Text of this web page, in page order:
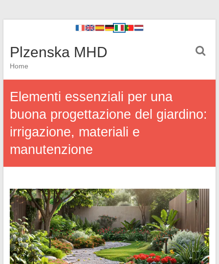
Plzenska MHD
Home
Elementi essenziali per una
buona progettazione del giardino:
irrigazione, materiali e
manutenzione